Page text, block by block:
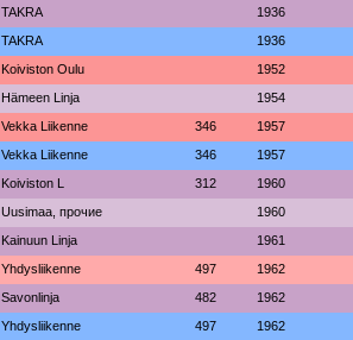
TAKRA 1936
TAKRA 1936
Koiviston Oulu 1952
Hämeen Linja 1954
Vekka Liikenne 346 1957
Vekka Liikenne 346 1957
Koiviston L 312 1960
Uusimaa, прочие 1960
Kainuun Linja 1961
Yhdysliikenne 497 1962
Savonlinja 482 1962
Yhdysliikenne 497 1962